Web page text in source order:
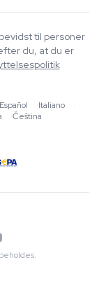
til personer
du, at du er
Español ·Italiano
·
·Čeština